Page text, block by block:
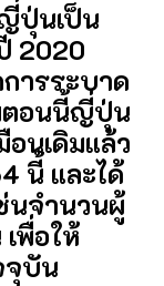
ปุ่นเป็น
2020
ารระบาด
ตอนนี้ญี่ปุ่น
นเดิมแล้ว
นี้ และได้
นจำนวนผู้
พื่อให้
จุบัน